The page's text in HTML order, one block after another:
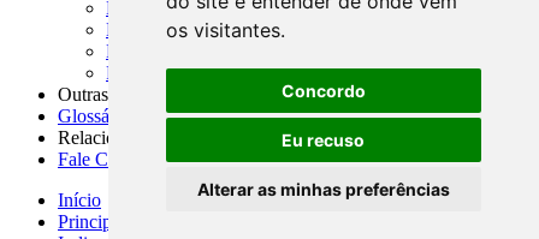
os visitantes.
Concordo
Eu recuso
Alterar as minhas preferências
Editorial
Monografias
Na Imprensa
Fórum de Discussão
Outras ferramentas
Glossário
Relacionamento
Fale Conosco
Início
Principais notícias